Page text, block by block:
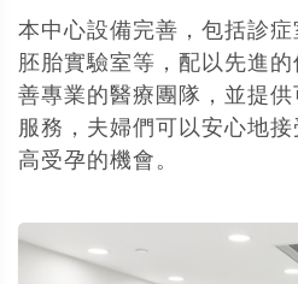
本中心設備完善，包括診
胚胎實驗室等，配以先進
善專業的醫療團隊，並提
服務，夫婦們可以安心地
高受孕的機會。